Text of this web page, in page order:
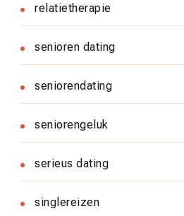
relatietherapie
senioren dating
seniorendating
seniorengeluk
serieus dating
singlereizen